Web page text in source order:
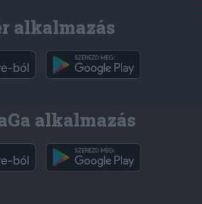
alkalmazás
alkalmazás